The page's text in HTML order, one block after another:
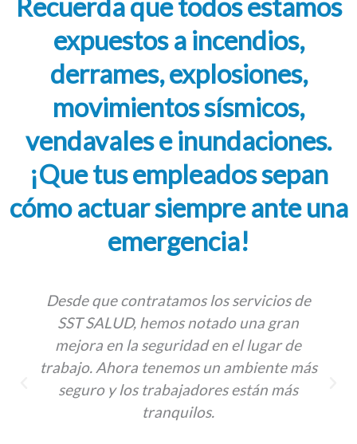
Recuerda que todos estamos
expuestos a incendios,
derrames, explosiones,
movimientos sísmicos,
vendavales e inundaciones.
¡Que tus empleados sepan
cómo actuar siempre ante una
emergencia!
Desde que contratamos los servicios de
SST SALUD, hemos notado una gran
mejora en la seguridad en el lugar de
trabajo. Ahora tenemos un ambiente más
seguro y los trabajadores están más
tranquilos.